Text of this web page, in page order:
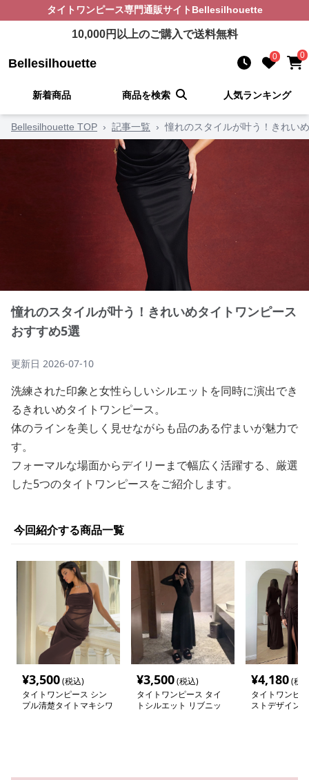
タイトワンピース専門通販サイト Bellesilhouette
10,000円以上のご購入で送料無料
Bellesilhouette 0 0
新着商品 商品を検索 人気ランキング
Bellesilhouette TOP › 記事一覧 › 憧れのスタイルが叶う！きれい
憧れのスタイルが叶う！きれいめタイトワンピース
おすすめ5選
更新日 2026-07-10
洗練された印象と女性らしいシルエットを同時に演出でき
るきれいめタイトワンピース。
体のラインを美しく見せながらも品のある佇まいが魅力で
す。
フォーマルな場面からデイリーまで幅広く活躍する、厳選
した5つのタイトワンピースをご紹介します。
今回紹介する商品一覧
¥3,500(税込)
タイトワンピース シン
プル清楚タイトマキシワ
¥3,500(税込)
タイトワンピース タイ
トシルエット リブニッ
¥4,180(税
タイトワンピ
ストデザイン